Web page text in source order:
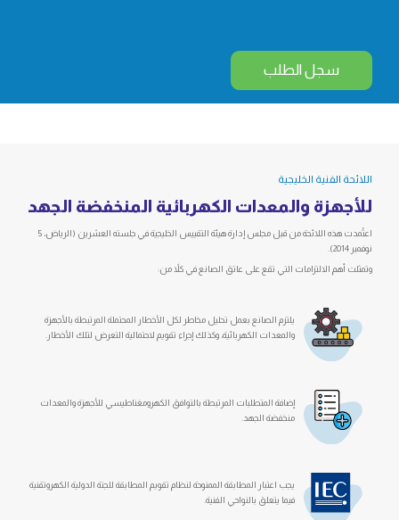
سجل الطلب
اللائحة الفنية الخليجية
للأجهزة والمعدات الكهربائية المنخفضة الجهد
اعتُمدت هذه اللائحة من قبل مجلس إدارة هيئة التقييس الخليجية في جلسته العشرين (الرياض، 5
نوفمبر 2014).
وتمثلت أهم الالتزامات التي تقع على عاتق الصانع في كلاً من:
يلتزم الصانع بعمل تحليل مخاطر لكل الأخطار المحتملة المرتبطة بالأجهزة
والمعدات الكهربائية، وكذلك إجراء تقويم لاحتمالية التعرض لتلك الأخطار.
إضافة المتطلبات المرتبطة بالتوافق الكهرومغناطيسي للأجهزة والمعدات
منخفضة الجهد.
يجب اعتبار المطابقة الممنوحة لنظام تقويم المطابقة للجنة الدولية الكهروتقنية
فيما يتعلق بالنواحي الفنية.